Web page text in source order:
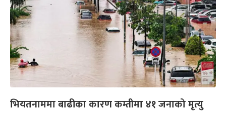
भियतनाममा बाढीका कारण कम्तीमा ४१ जनाको मृत्यु